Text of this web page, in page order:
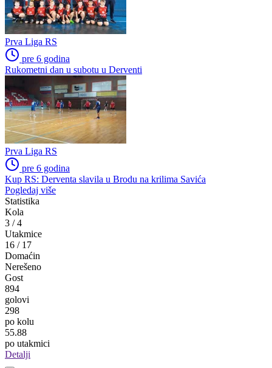
Prva Liga RS
pre 6 godina
Rukometni dan u subotu u Derventi
Prva Liga RS
pre 6 godina
Kup RS: Derventa slavila u Brodu na krilima Savića
Pogledaj više
Statistika
Kola
3 /4
Utakmice
16 / 17
Domaćin
Nerešeno
Gost
894
golovi
298
po kolu
55.88
po utakmici
Detalji